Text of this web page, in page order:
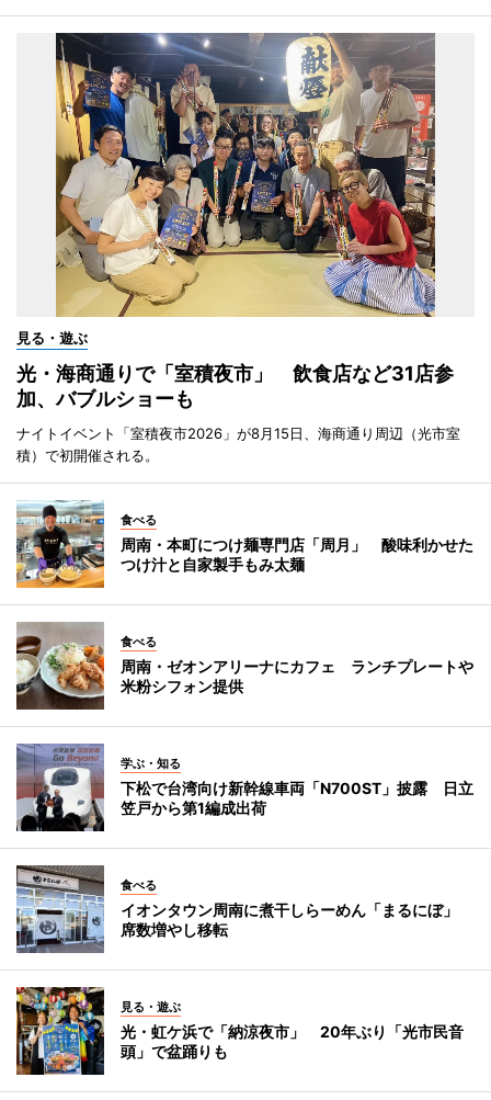
見る・遊ぶ
光・海商通りで「室積夜市」 飲食店など31店参
加、バブルショーも
ナイトイベント「室積夜市2026」が8月15日、海商通り周辺（光市室
積）で初開催される。
食べる
周南・本町につけ麺専門店「周月」 酸味利かせた
つけ汁と自家製手もみ太麺
食べる
周南・ゼオンアリーナにカフェ ランチプレートや
米粉シフォン提供
学ぶ・知る
下松で台湾向け新幹線車両「N700ST」披露 日立
笠戸から第1編成出荷
食べる
イオンタウン周南に煮干しらーめん「まるにぼ」
席数増やし移転
見る・遊ぶ
光・虹ケ浜で「納涼夜市」 20年ぶり「光市民音
頭」で盆踊りも